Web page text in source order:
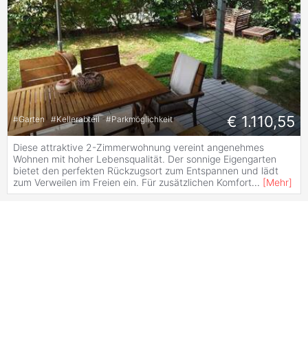
#Garten #Kellerabteil #Parkmöglichkeit € 1.110,55
Diese attraktive 2-Zimmerwohnung vereint angenehmes
Wohnen mit hoher Lebensqualität. Der sonnige Eigengarten
bietet den perfekten Rückzugsort zum Entspannen und lädt
zum Verweilen im Freien ein. Für zusätzlichen Komfort... [Mehr]